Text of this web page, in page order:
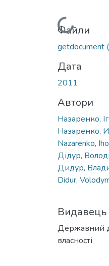
Вантажиться...
Файли
getdocument
Дата
2011
Автори
Назаренко,
Назаренко,
Nazarenko,
Дідур,
Дидур,
Didur,
Видавець
Державний
власності